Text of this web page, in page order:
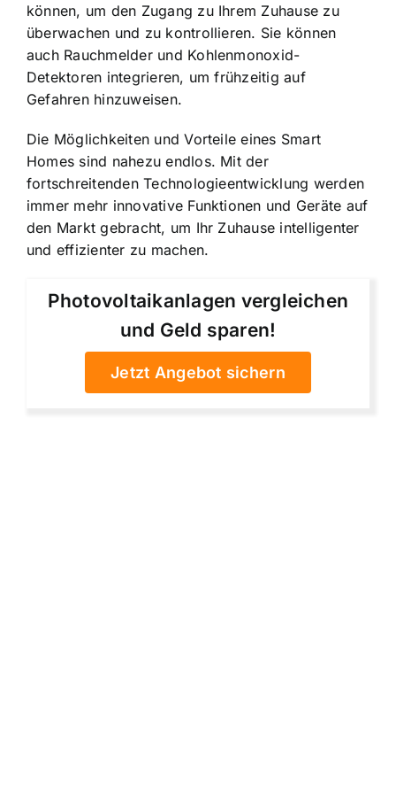
können, um den Zugang zu Ihrem Zuhause zu
überwachen und zu kontrollieren. Sie können
auch Rauchmelder und Kohlenmonoxid-
Detektoren integrieren, um frühzeitig auf
Gefahren hinzuweisen.
Die Möglichkeiten und Vorteile eines Smart
Homes sind nahezu endlos. Mit der
fortschreitenden Technologieentwicklung werden
immer mehr innovative Funktionen und Geräte auf
den Markt gebracht, um Ihr Zuhause intelligenter
und effizienter zu machen.
Photovoltaikanlagen vergleichen
und Geld sparen!
Jetzt Angebot sichern